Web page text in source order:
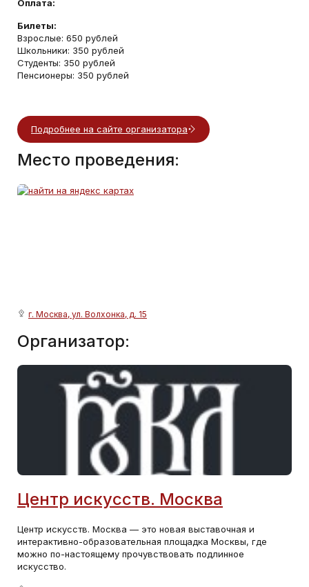
Оплата:
Билеты:
Взрослые: 650 рублей
Школьники: 350 рублей
Студенты: 350 рублей
Пенсионеры: 350 рублей
Подробнее на сайте организатора
Место проведения:
г. Москва, ул. Волхонка, д. 15
Организатор:
Центр искусств. Москва
Центр искусств. Москва — это новая выставочная и
интерактивно-образовательная площадка Москвы, где
можно по-настоящему прочувствовать подлинное
искусство.